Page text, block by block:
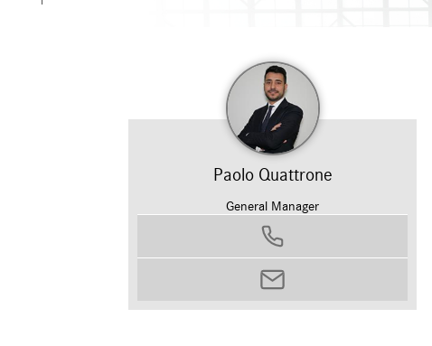
Paolo Quattrone
General Manager
0458799311
paolo.quattrone@autosilver.it